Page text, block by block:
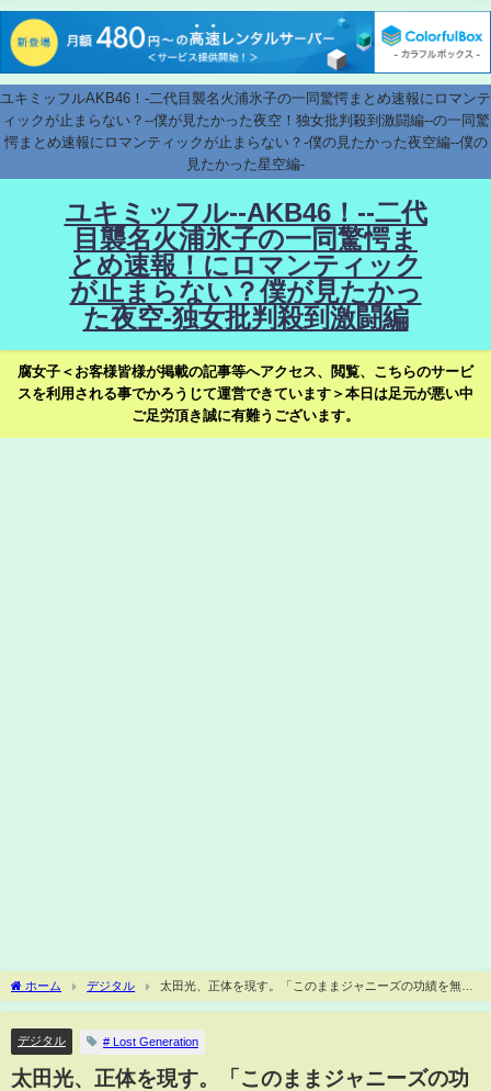
ユキミッフルAKB46！-二代目襲名火浦氷子の一同驚愕まとめ速報にロマンテ
ィックが止まらない？--僕が見たかった夜空！独女批判殺到激闘編--の一同驚
愕まとめ速報にロマンティックが止まらない？-僕の見たかった夜空編--僕の
見たかった星空編-
ユキミッフル--AKB46！--二代
目襲名火浦氷子の一同驚愕ま
とめ速報！にロマンティック
が止まらない？僕が見たかっ
た夜空-独女批判殺到激闘編
腐女子＜お客様皆様が掲載の記事等へアクセス、閲覧、こちらのサービ
スを利用される事でかろうじて運営できています＞本日は足元が悪い中
ご足労頂き誠に有難うございます。
ホーム デジタル
太田光、正体を現す。「このままジャニーズの功績を無か
った事にしてええんか？それは否。干すなんてもってのほか」
デジタル # Lost Generation
太田光、正体を現す。「このままジャニーズの功